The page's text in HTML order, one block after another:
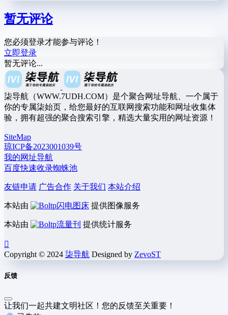
暂无评论
您必须登录才能参与评论！
立即登录
暂无评论...
柒导航（WWW.7UDH.COM）是个聚合网址导航、一个属于
你的专属柒始页，给您最好的互联网搜索功能和网址收集体
验，拥有超强的聚合搜索引擎，精选大量实用的网址资源！
SiteMap
琼ICP备2023001039号
我的网址导航
百度快速收录蜘蛛池
友链申请 广告合作 关于我们 本站介绍
本站由 闪电图床 提供图像服务
本站由 流量刊 提供统计服务
Copyright © 2024 柒导航 Designed by ZevoST
反馈
让我们一起共建文明社区！您的反馈至关重要！